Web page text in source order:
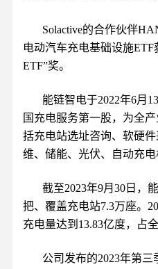
Solactive的合作伙伴
电动汽车充电基础设施ETF
ETF”奖。
能链智电于2022年6月
国充电服务第一股，为全
括充电站选址咨询、软硬
维、储能、光伏、自动充电
截至2023年9月30日，
把、覆盖充电站7.3万座。
充电量达到13.83亿度，占
公司发布的2023年第